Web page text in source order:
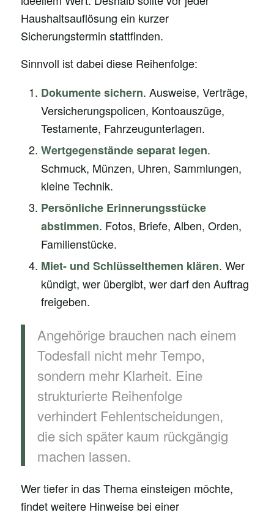
Haushaltsauflösung ein kurzer
Sicherungstermin stattfinden.
Sinnvoll ist dabei diese Reihenfolge:
Dokumente sichern. Ausweise, Verträge,
Versicherungspolicen, Kontoauszüge,
Testamente, Fahrzeugunterlagen.
Wertgegenstände separat legen.
Schmuck, Münzen, Uhren, Sammlungen,
kleine Technik.
Persönliche Erinnerungsstücke
abstimmen. Fotos, Briefe, Alben, Orden,
Familienstücke.
Miet- und Schlüsselthemen klären. Wer
kündigt, wer übergibt, wer darf den Auftrag
freigeben.
Angehörige brauchen nach einem
Todesfall nicht mehr Tempo,
sondern mehr Klarheit. Eine
strukturierte Reihenfolge
verhindert Fehlentscheidungen,
die sich später kaum rückgängig
machen lassen.
Wer tiefer in das Thema einsteigen möchte,
findet weitere Hinweise bei einer